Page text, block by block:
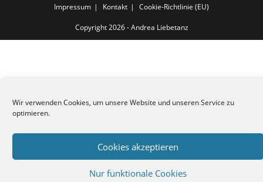
Wir verwenden Cookies, um unsere Website und unseren Service zu
optimieren.
Cookies akzeptieren
Nur funktionale Cookies
Impressum Kontakt Cookie-Richtlinie (EU)
Copyright 2026 - Andrea Liebetanz